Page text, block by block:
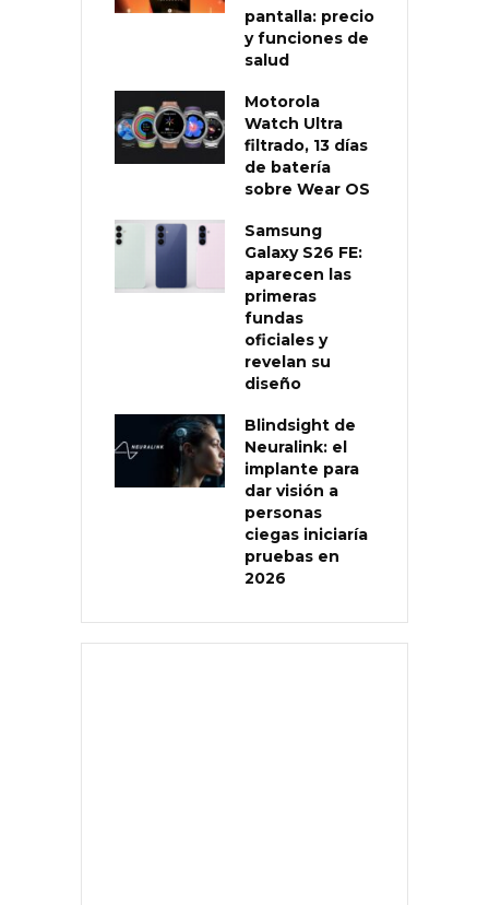
pantalla: precio
y funciones de
salud
Motorola
Watch Ultra
filtrado, 13 días
de batería
sobre Wear OS
Samsung
Galaxy S26 FE:
aparecen las
primeras
fundas
oficiales y
revelan su
diseño
Blindsight de
Neuralink: el
implante para
dar visión a
personas
ciegas iniciaría
pruebas en
2026